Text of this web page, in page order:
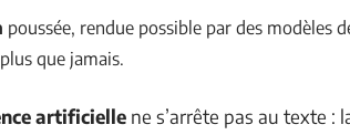
poussée, rendue possible par des modèles
que jamais.
artificielle ne s’arrête pas au texte :